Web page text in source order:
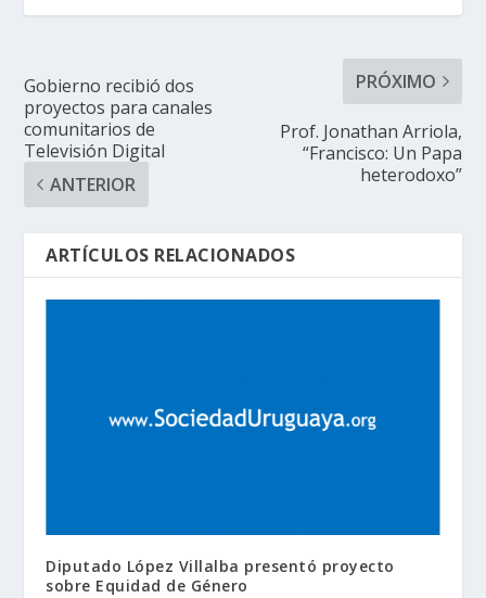
Gobierno recibió dos
proyectos para canales
comunitarios de
Televisión Digital
ANTERIOR
PRÓXIMO
Prof. Jonathan Arriola,
“Francisco: Un Papa
heterodoxo”
ARTÍCULOS RELACIONADOS
Diputado López Villalba presentó proyecto
sobre Equidad de Género